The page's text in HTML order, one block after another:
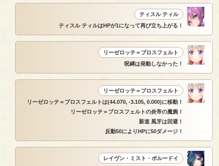
ティスル ティル
ティスル ティルはHPが1になって再び立ち上がる！
リーゼロッテ＝ブロスフェルト
呪縛は発動しなかった！
リーゼロッテ＝ブロスフェルト
リーゼロッテ＝ブロスフェルトは(44.070, -3.105, 0.000)に移動！
リーゼロッテ＝ブロスフェルトの炎帝の魔腕！
新道 風牙は回避！
反動50によりHPに50ダメージ！
レイヴン・ミスト・ポルードイ